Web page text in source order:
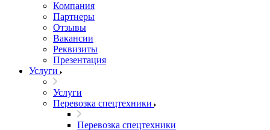
Компания
Партнеры
Отзывы
Вакансии
Реквизиты
Презентация
Услуги
Услуги
Перевозка спецтехники
Перевозка спецтехники